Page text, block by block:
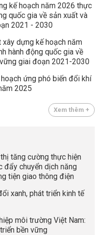
kế hoạch năm 2026 thực
quốc gia về sản xuất và
2021 - 2030
dựng kế hoạch năm
hành động quốc gia về
giai đoạn 2021-2030
ứng phó biến đổi khí
2025
Xem thêm +
tăng cường thực hiện
đẩy chuyển dịch năng
tiện giao thông điện
xanh, phát triển kinh tế
môi trường Việt Nam:
bền vững